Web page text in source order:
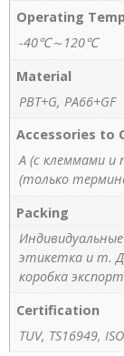
Operating
-40℃～120℃
Material
PBT+G, PA66+GF
Accessories to
A (с клеммами и
(только
Packing
этикетка и т.
коробка
Certification
TUV, TS16949,